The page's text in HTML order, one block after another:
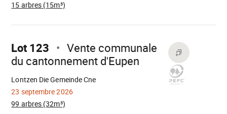
15 arbres (15m³)
Aller
Lot 123
Vente communale
du cantonnement d'Eupen
23 septembre 2026
Lontzen Die Gemeinde Cne
99 arbres (32m³)
Chargement